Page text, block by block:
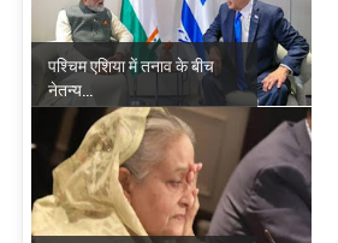
पश्चिम एशिया में तनाव के बीच
नेतन्य...